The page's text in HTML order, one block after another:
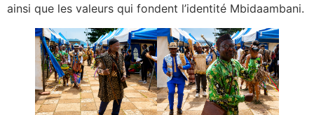
ainsi que les valeurs qui fondent l’identité Mbidaambani.